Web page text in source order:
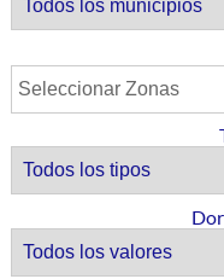
Seleccionar Zonas